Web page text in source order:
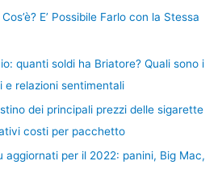
E’ Possibile Farlo con la Stessa
quanti soldi ha Briatore? Quali sono i
e relazioni sentimentali
dei principali prezzi delle sigarette
costi per pacchetto
aggiornati per il 2022: panini, Big Mac,